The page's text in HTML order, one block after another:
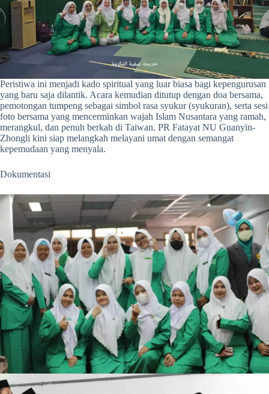
Peristiwa ini menjadi kado spiritual yang luar biasa bagi kepengurusan
yang baru saja dilantik. Acara kemudian ditutup dengan doa bersama,
pemotongan tumpeng sebagai simbol rasa syukur (syukuran), serta sesi
foto bersama yang mencerminkan wajah Islam Nusantara yang ramah,
merangkul, dan penuh berkah di Taiwan. PR Fatayat NU Guanyin-
Zhongli kini siap melangkah melayani umat dengan semangat
kepemudaan yang menyala.
Dokumentasi